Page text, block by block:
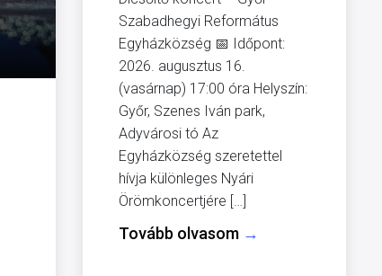
Szabadhegyi Református
Egyházközség 📅 Időpont:
2026. augusztus 16.
(vasárnap) 17:00 óra Helyszín:
Győr, Szenes Iván park,
Adyvárosi tó Az
Egyházközség szeretettel
hívja különleges Nyári
Örömkoncertjére […]
Tovább olvasom →